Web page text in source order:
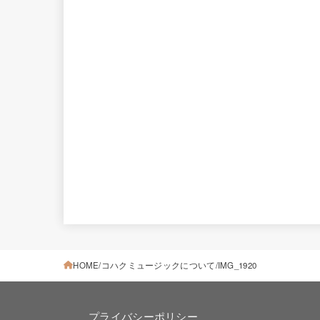
HOME コハクミュージックについて IMG_1920
プライバシーポリシー